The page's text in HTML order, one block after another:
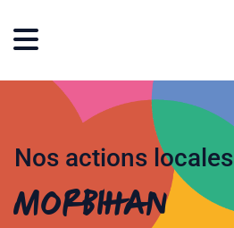
Nos actions locales
Morbihan